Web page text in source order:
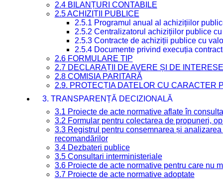
2.4 BILANȚURI CONTABILE
2.5 ACHIZIȚII PUBLICE
2.5.1 Programul anual al achizițiilor
2.5.2 Centralizatorul achizițiilor publice
2.5.3 Contracte de achiziții publice cu
2.5.4 Documente privind execuția
2.6 FORMULARE TIP
2.7 DECLARAȚII DE AVERE ȘI DE INTERESE
2.8 COMISIA PARITARĂ
2.9. PROTECȚIA DATELOR CU CARACTER
3. TRANSPARENȚĂ DECIZIONALĂ
3.1 Proiecte de acte normative aflate în
3.2 Formular pentru colectarea de propuneri,
3.3 Registrul pentru consemnarea și
recomandărilor
3.4 Dezbateri publice
3.5 Consultari interministeriale
3.6 Proiecte de acte normative pentru care nu
3.7 Proiecte de acte normative adoptate